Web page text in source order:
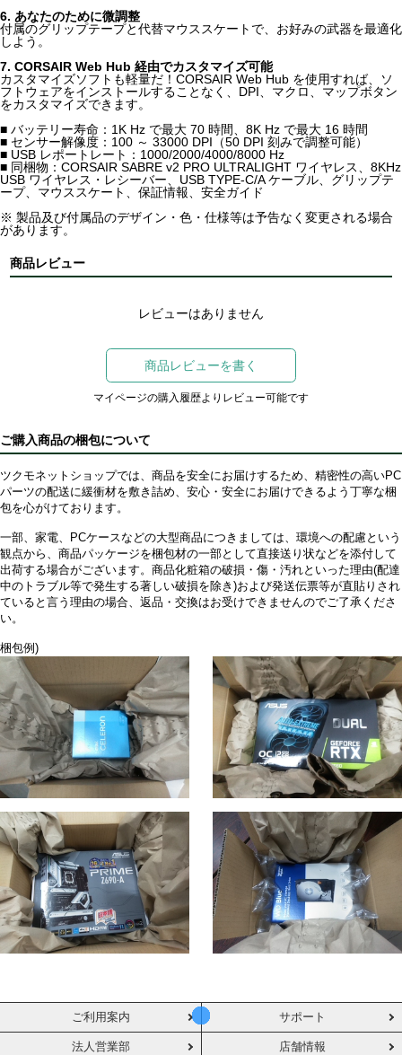
6. あなたのために微調整
付属のグリップテープと代替マウススケートで、お好みの武器を最適化
しよう。
7. CORSAIR Web Hub 経由でカスタマイズ可能
カスタマイズソフトも軽量だ！CORSAIR Web Hub を使用すれば、ソ
フトウェアをインストールすることなく、DPI、マクロ、マップボタン
をカスタマイズできます。
■ バッテリー寿命：1K Hz で最大 70 時間、8K Hz で最大 16 時間
■ センサー解像度：100 ～ 33000 DPI（50 DPI 刻みで調整可能）
■ USB レポートレート：1000/2000/4000/8000 Hz
■ 同梱物：CORSAIR SABRE v2 PRO ULTRALIGHT ワイヤレス、8KHz
USB ワイヤレス・レシーバー、USB TYPE-C/A ケーブル、グリップテ
ープ、マウススケート、保証情報、安全ガイド
※ 製品及び付属品のデザイン・色・仕様等は予告なく変更される場合
があります。
商品レビュー
レビューはありません
商品レビューを書く
マイページの購入履歴よりレビュー可能です
ご購入商品の梱包について
ツクモネットショップでは、商品を安全にお届けするため、精密性の高いPC
パーツの配送に緩衝材を敷き詰め、安心・安全にお届けできるよう丁寧な梱
包を心がけております。
一部、家電、PCケースなどの大型商品につきましては、環境への配慮という
観点から、商品パッケージを梱包材の一部として直接送り状などを添付して
出荷する場合がございます。商品化粧箱の破損・傷・汚れといった理由(配達
中のトラブル等で発生する著しい破損を除き)および発送伝票等が直貼りされ
ていると言う理由の場合、返品・交換はお受けできませんのでご了承くださ
い。
梱包例)
ご利用案内 サポート
法人営業部 店舗情報